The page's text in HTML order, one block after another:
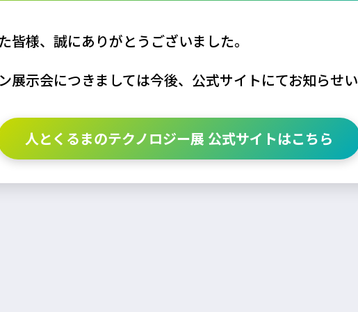
皆様、誠にありがとうございました。
展示会につきましては今後、公式サイトにてお知らせい
人とくるまのテクノロジー展 公式サイトはこちら